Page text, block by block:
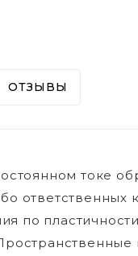
ОТЗЫВЫ
токе
ответственных
по